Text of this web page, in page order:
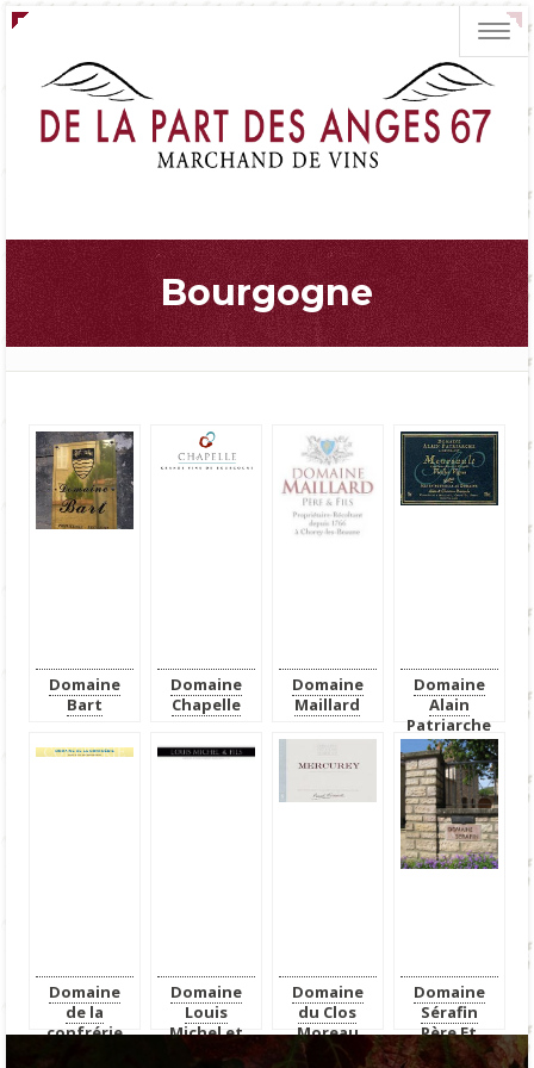
Bourgogne
Domaine
Bart
Domaine
Chapelle
Domaine
Maillard
Domaine
Alain
Patriarche
Domaine
de la
confrérie
Domaine
Louis
Michel et
Domaine
du Clos
Moreau
Domaine
Sérafin
Père Et
Fils